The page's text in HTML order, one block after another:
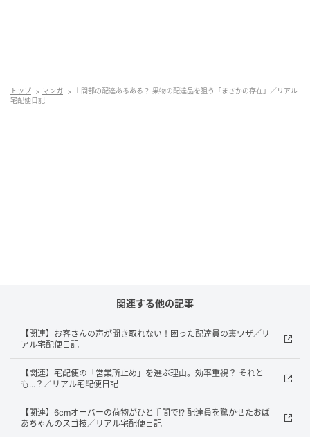
トップ マンガ
山間部の配達あるある？ 果物の配達品を狙う「まさかの存在」／リアル
宅配便日記
関連する他の記事
【関連】お客さんの声が聞き取れない！困った配達員の裏ワザ／リ
アル宅配便日記
【関連】宅配便の「営業所止め」を選ぶ理由。効率重視？ それと
も...？／リアル宅配便日記
【関連】6cmオーバーの荷物がひと手間で!? 配達員を驚かせたおば
あちゃんのスゴ技／リアル宅配便日記